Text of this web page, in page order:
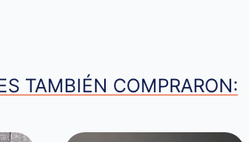
TAMBIÉN COMPRARON: